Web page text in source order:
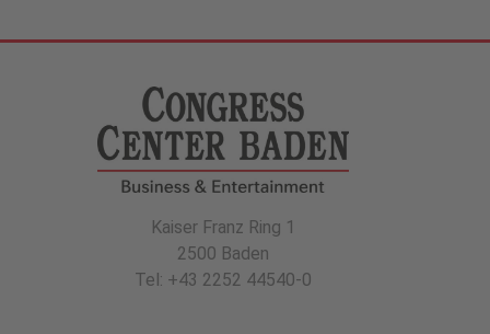
Kaiser Franz Ring 1
2500 Baden
Tel: +43 2252 44540-0